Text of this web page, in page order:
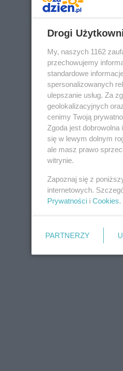
Drogi
My, naszych 1162
przechowujemy
standardowe
spersonalizowanych
ulepszanie usług. Za
geolokalizacyjnych
cenimy Twoją
Zgoda jest
się w lewym dolnym
ale masz prawo
witrynie.
Zapoznaj się z
internetowych.
Prywatności i Cookies.
PARTNERZY